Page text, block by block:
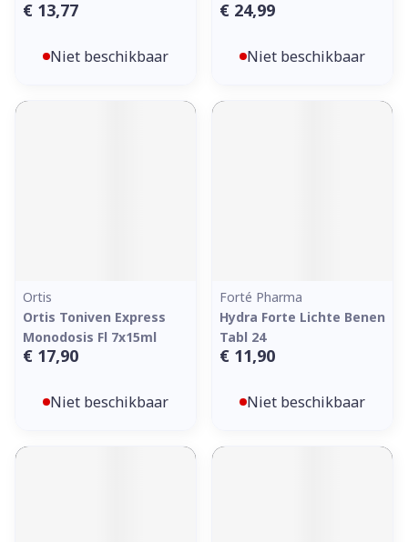
€ 13,77
Niet beschikbaar
€ 24,99
Niet beschikbaar
Ortis
Ortis Toniven Express
Monodosis Fl 7x15ml
€ 17,90
Niet beschikbaar
Forté Pharma
Hydra Forte Lichte Benen
Tabl 24
€ 11,90
Niet beschikbaar